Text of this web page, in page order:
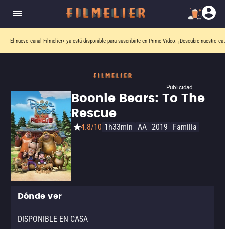
El nuevo canal Filmelier+ ya está disponible para suscribirte en Prime Video. ¡Descubre nuestro
Publicidad
Boonie Bears: To The
Rescue
4.8/10 1h33min AA 2019 Familia
Dónde ver
DISPONIBLE EN CASA